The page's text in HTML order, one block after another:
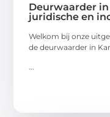
Deurwaarder
juridische en
Welkom bij onze
de deurwaarder in
...